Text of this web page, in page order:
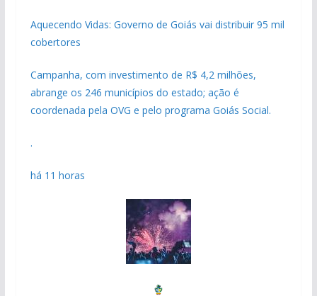
Aquecendo Vidas: Governo de Goiás vai distribuir 95 mil
cobertores
Campanha, com investimento de R$ 4,2 milhões,
abrange os 246 municípios do estado; ação é
coordenada pela OVG e pelo programa Goiás Social.
.
há 11 horas